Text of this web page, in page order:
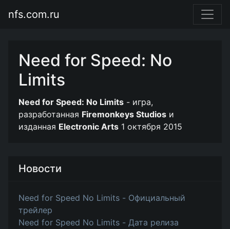
nfs.com.ru
Need for Speed: No
Limits
Need for Speed: No Limits - игра,
разработанная Firemonkeys Studios и
изданная Electronic Arts 1 октября 2015
Новости
Need for Speed No Limits - Официальный
трейлер
Need for Speed No Limits - Дата релиза